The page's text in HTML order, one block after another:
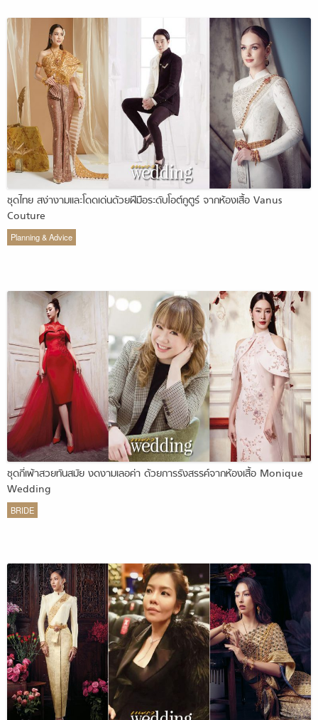
ชุดไทย สง่างามและโดดเด่นด้วยฝีมือระดับโอต์กูตูร์ จากห้องเสื้อ Vanus
Couture
Planning & Advice
ชุดกี่เพ้าสวยทันสมัย งดงามเลอค่า ด้วยการรังสรรค์จากห้องเสื้อ Monique
Wedding
BRIDE